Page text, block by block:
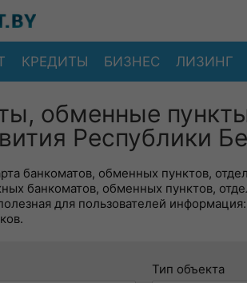
КРЕДИТЫ БИЗНЕС ЛИЗИНГ
обменные
Республики
банкоматов, обменных пунктов,
банкоматов, обменных пунктов,
для пользователей
Тип объекта